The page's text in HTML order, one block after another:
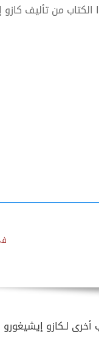
الكتاب من تأليف
أخرى لـكازو إيشيغورو